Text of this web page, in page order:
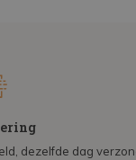
dezelfde dag